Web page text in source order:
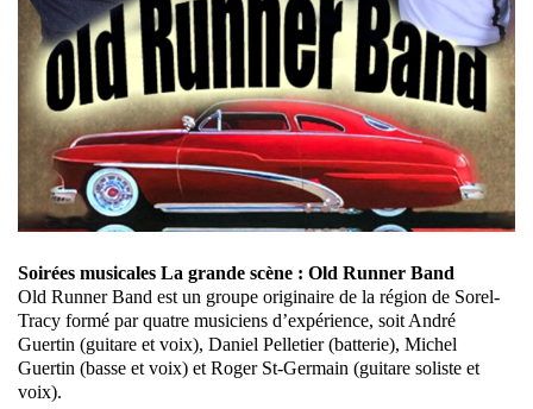
Soirées musicales La grande scène : Old Runner Band
Old Runner Band est un groupe originaire de la région de Sorel-
Tracy formé par quatre musiciens d’expérience, soit André
Guertin (guitare et voix), Daniel Pelletier (batterie), Michel
Guertin (basse et voix) et Roger St-Germain (guitare soliste et
voix).